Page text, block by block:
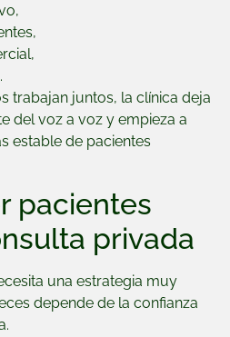
trabajan juntos, la clínica deja
del voz a voz y empieza a
estable de pacientes
pacientes
privada
una estrategia muy
depende de la confianza